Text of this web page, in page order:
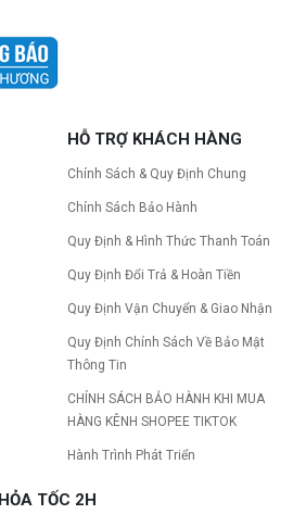
HỖ TRỢ KHÁCH HÀNG
Chính Sách & Quy Định Chung
Chính Sách Bảo Hành
Quy Định & Hình Thức Thanh Toán
Quy Định Đổi Trả & Hoàn Tiền
Quy Định Vận Chuyển & Giao Nhận
Quy Định Chính Sách Về Bảo Mật
Thông Tin
CHÍNH SÁCH BẢO HÀNH KHI MUA
HÀNG KÊNH SHOPEE TIKTOK
Hành Trình Phát Triển
TỐC 2H